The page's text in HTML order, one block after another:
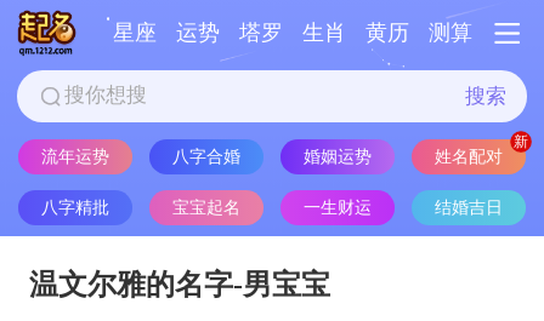
星座 运势 塔罗 生肖 黄历 测算
搜索
流年运势 八字合婚 婚姻运势 姓名配对
八字精批 宝宝起名 一生财运 结婚吉日
温文尔雅的名字-男宝宝